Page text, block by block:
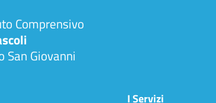
Comprensivo
San Giovanni
I Servizi